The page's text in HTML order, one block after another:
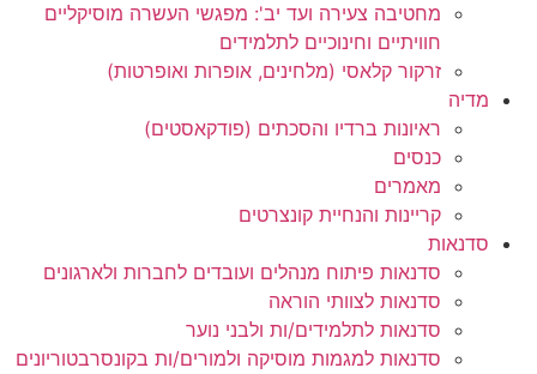
מחטיבה צעירה ועד יב': מפגשי העשרה מוסיקליים
חוויתיים וחינוכיים לתלמידים
זרקור קלאסי (מלחינים, אופרות ואופרטות)
מדיה
ראיונות ברדיו והסכתים (פודקאסטים)
כנסים
מאמרים
קריינות והנחיית קונצרטים
סדנאות
סדנאות פיתוח מנהלים ועובדים לחברות ולארגונים
סדנאות לצוותי הוראה
סדנאות לתלמידים/ות ולבני נוער
סדנאות למגמות מוסיקה ולמורים/ות בקונסרבטוריונים